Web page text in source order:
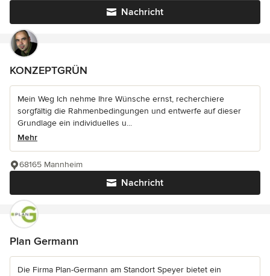
Nachricht
KONZEPTGRÜN
Mein Weg Ich nehme Ihre Wünsche ernst, recherchiere
sorgfältig die Rahmenbedingungen und entwerfe auf dieser
Grundlage ein individuelles u...
Mehr
Nachricht
68165 Mannheim
Plan Germann
Die Firma Plan-Germann am Standort Speyer bietet ein